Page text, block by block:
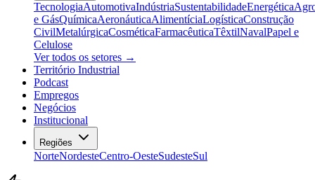
TecnologiaAutomotivaIndústriaSustentabilidadeEnergética
e GásQuímicaAeronáuticaAlimentíciaLogísticaConstrução
CivilMetalúrgicaCosméticaFarmacêuticaTêxtilNavalPapel e
Celulose
Ver todos os setores →
Território Industrial
Podcast
Empregos
Negócios
Institucional
Regiões
NorteNordesteCentro-OesteSudesteSul